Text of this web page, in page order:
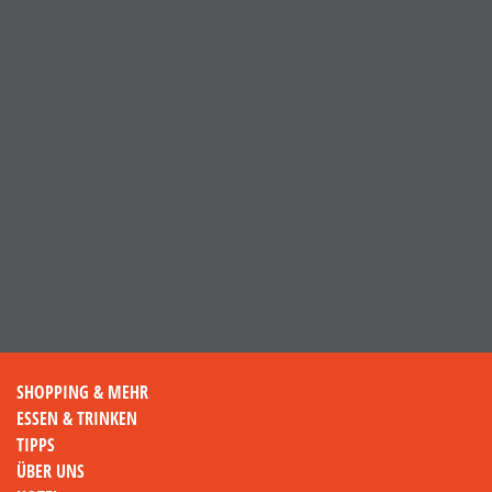
SHOPPING & MEHR
ESSEN & TRINKEN
TIPPS
ÜBER UNS